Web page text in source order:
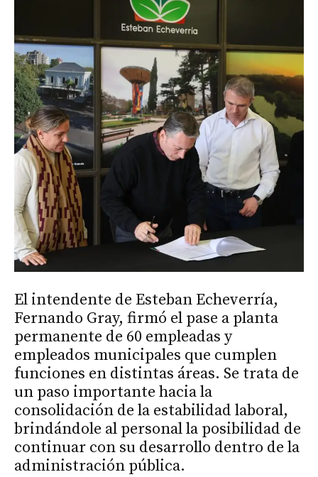
El intendente de Esteban Echeverría,
Fernando Gray, firmó el pase a planta
permanente de 60 empleadas y
empleados municipales que cumplen
funciones en distintas áreas. Se trata de
un paso importante hacia la
consolidación de la estabilidad laboral,
brindándole al personal la posibilidad de
continuar con su desarrollo dentro de la
administración pública.